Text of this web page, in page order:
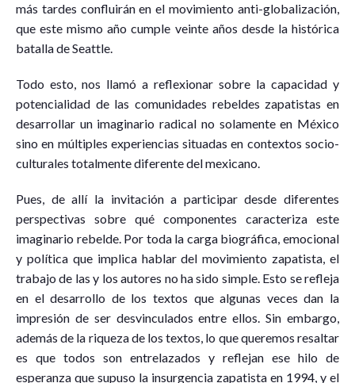
más tardes confluirán en el movimiento anti-globalización,
que este mismo año cumple veinte años desde la histórica
batalla de Seattle.
Todo esto, nos llamó a reflexionar sobre la capacidad y
potencialidad de las comunidades rebeldes zapatistas en
desarrollar un imaginario radical no solamente en México
sino en múltiples experiencias situadas en contextos socio-
culturales totalmente diferente del mexicano.
Pues, de allí la invitación a participar desde diferentes
perspectivas sobre qué componentes caracteriza este
imaginario rebelde. Por toda la carga biográfica, emocional
y política que implica hablar del movimiento zapatista, el
trabajo de las y los autores no ha sido simple. Esto se refleja
en el desarrollo de los textos que algunas veces dan la
impresión de ser desvinculados entre ellos. Sin embargo,
además de la riqueza de los textos, lo que queremos resaltar
es que todos son entrelazados y reflejan ese hilo de
esperanza que supuso la insurgencia zapatista en 1994, y el